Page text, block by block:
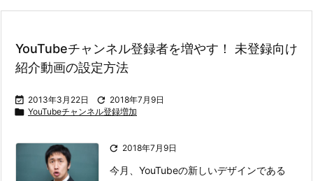
YouTubeチャンネル登録者を増やす！ 未登録向け
紹介動画の設定方法
 2013年3月22日  2018年7月9日
 YouTubeチャンネル登録増加
 2018年7月9日
今月、YouTubeの新しいデザインである